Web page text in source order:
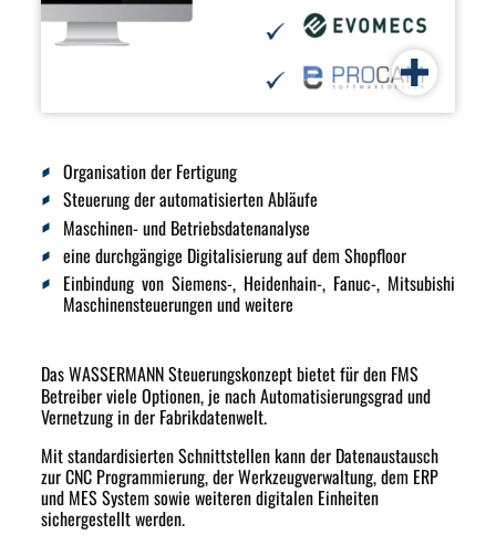
Organisation der Fertigung
Steuerung der automatisierten Abläufe
Maschinen- und Betriebsdatenanalyse
eine durchgängige Digitalisierung auf dem Shopfloor
Einbindung von Siemens-, Heidenhain-, Fanuc-, Mitsubishi
Maschinensteuerungen und weitere
Das WASSERMANN Steuerungskonzeptbietet für den FMS
Betreiber viele Optionen, je nach Automatisierungsgrad und
Vernetzung in der Fabrikdatenwelt.
Mit standardisierten Schnittstellen kann der Datenaustausch
zur CNC Programmierung, der Werkzeugverwaltung, dem ERP
und MES System sowie weiteren digitalen Einheiten
sichergestellt werden.